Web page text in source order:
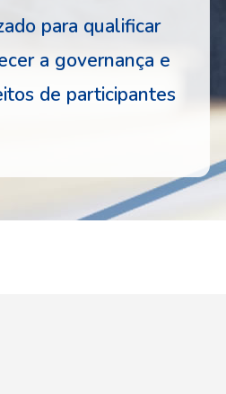
para qualificar
a governança e
de participantes